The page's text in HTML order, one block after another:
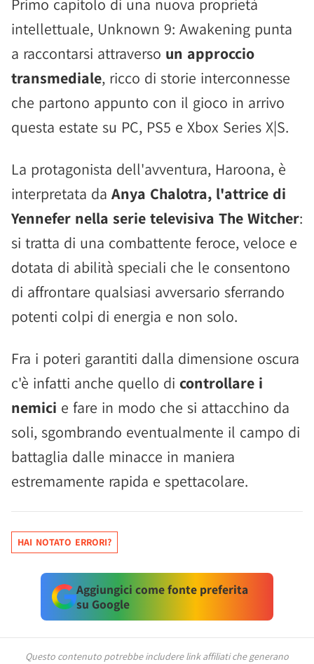
Primo capitolo di una nuova proprietà
intellettuale, Unknown 9: Awakening punta
a raccontarsi attraverso un approccio
transmediale, ricco di storie interconnesse
che partono appunto con il gioco in arrivo
questa estate su PC, PS5 e Xbox Series X|S.
La protagonista dell'avventura, Haroona, è
interpretata da Anya Chalotra, l'attrice di
Yennefer nella serie televisiva The Witcher:
si tratta di una combattente feroce, veloce e
dotata di abilità speciali che le consentono
di affrontare qualsiasi avversario sferrando
potenti colpi di energia e non solo.
Fra i poteri garantiti dalla dimensione oscura
c'è infatti anche quello di controllare i
nemici e fare in modo che si attacchino da
soli, sgombrando eventualmente il campo di
battaglia dalle minacce in maniera
estremamente rapida e spettacolare.
HAI NOTATO ERRORI?
Aggiungici come fonte preferita
su Google
Questo contenuto potrebbe includere link affiliati che generano